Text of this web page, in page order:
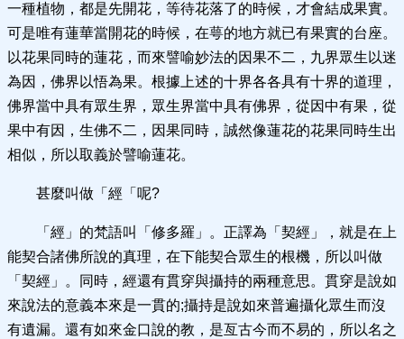
一種植物，都是先開花，等待花落了的時候，才會結成果實。
可是唯有蓮華當開花的時候，在萼的地方就已有果實的台座。
以花果同時的蓮花，而來譬喻妙法的因果不二，九界眾生以迷
為因，佛界以悟為果。根據上述的十界各各具有十界的道理，
佛界當中具有眾生界，眾生界當中具有佛界，從因中有果，從
果中有因，生佛不二，因果同時，誠然像蓮花的花果同時生出
相似，所以取義於譬喻蓮花。
甚麼叫做「經「呢?
「經」的梵語叫「修多羅」。正譯為「契經」，就是在上
能契合諸佛所說的真理，在下能契合眾生的根機，所以叫做
「契經」。同時，經還有貫穿與攝持的兩種意思。貫穿是說如
來說法的意義本來是一貫的;攝持是說如來普遍攝化眾生而沒
有遺漏。還有如來金口說的教，是亙古今而不易的，所以名之